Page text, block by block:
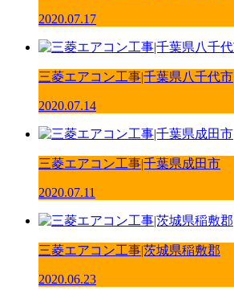
2020.07.17
三菱エアコン工事|千葉県八千代市
2020.07.14
三菱エアコン工事|千葉県成田市
2020.07.11
三菱エアコン工事|茨城県稲敷郡
2020.06.23